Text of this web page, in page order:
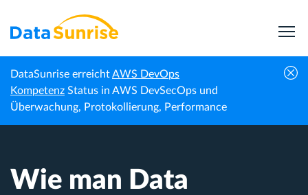
DataSunrise erreichtAWS DevOps
Kompetenz Status in AWS DevSecOps und
Überwachung, Protokollierung, Performance
Startseite Wissenszentrum
Wie man Data Governance für IBM Informix
anwendet
Wie man Data